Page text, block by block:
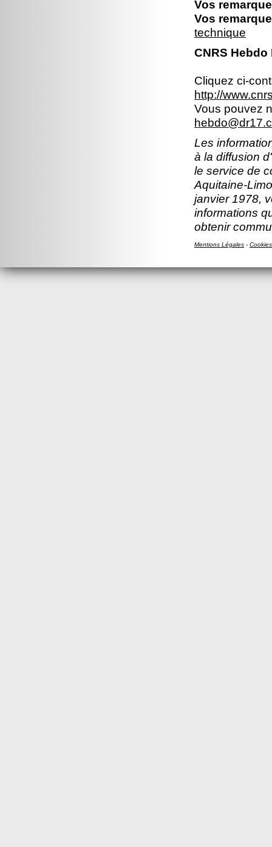
Vos
Vos
technique
CNRS
Cliquez ci-
http://
Vous pouvez
Les
à la diffusion
le service de
Aquitaine-
janvier 1978,
informations
obtenir
Mentions Légales - Cookies